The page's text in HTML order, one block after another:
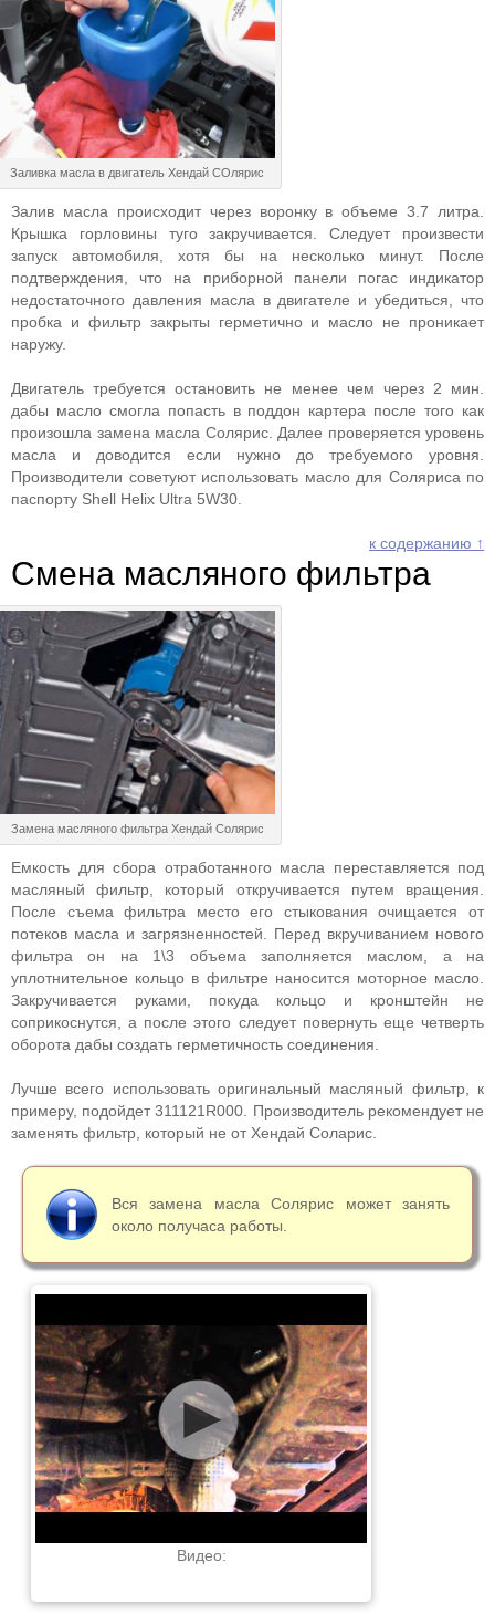
Заливка масла в двигатель Хендай СОлярис
Залив масла происходит через воронку в объеме 3.7 литра.
Крышка горловины туго закручивается. Следует произвести
запуск автомобиля, хотя бы на несколько минут. После
подтверждения, что на приборной панели погас индикатор
недостаточного давления масла в двигателе и убедиться, что
пробка и фильтр закрыты герметично и масло не проникает
наружу.
Двигатель требуется остановить не менее чем через 2 мин.
дабы масло смогла попасть в поддон картера после того как
произошла замена масла Солярис. Далее проверяется уровень
масла и доводится если нужно до требуемого уровня.
Производители советуют использовать масло для Соляриса по
паспорту Shell Helix Ultra 5W30.
к содержанию ↑
Смена масляного фильтра
Замена масляного фильтра Хендай Солярис
Емкость для сбора отработанного масла переставляется под
масляный фильтр, который откручивается путем вращения.
После съема фильтра место его стыкования очищается от
потеков масла и загрязненностей. Перед вкручиванием нового
фильтра он на 1\3 объема заполняется маслом, а на
уплотнительное кольцо в фильтре наносится моторное масло.
Закручивается руками, покуда кольцо и кронштейн не
соприкоснутся, а после этого следует повернуть еще четверть
оборота дабы создать герметичность соединения.
Лучше всего использовать оригинальный масляный фильтр, к
примеру, подойдет 311121R000. Производитель рекомендует не
заменять фильтр, который не от Хендай Соларис.
Вся замена масла Солярис может занять
около получаса работы.
Видео: